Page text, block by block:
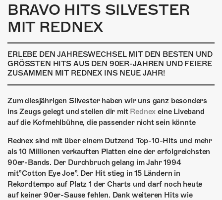
BRAVO HITS SILVESTER
MIT REDNEX
ERLEBE DEN JAHRESWECHSEL MIT DEN BESTEN UND
GRÖSSTEN HITS AUS DEN 90ER-JAHREN UND FEIERE
ZUSAMMEN MIT REDNEX INS NEUE JAHR!
Zum diesjährigen Silvester haben wir uns ganz besonders
ins Zeugs gelegt und stellen dir mit Rednex eine Liveband
auf die Kofmehlbühne, die passender nicht sein könnte
Rednex sind mit über einem Dutzend Top-10-Hits und mehr
als 10 Millionen verkauften Platten eine der erfolgreichsten
90er-Bands. Der Durchbruch gelang im Jahr 1994
mit”Cotton Eye Joe”. Der Hit stieg in 15 Ländern in
Rekordtempo auf Platz 1 der Charts und darf noch heute
auf keiner 90er-Sause fehlen. Dank weiteren Hits wie